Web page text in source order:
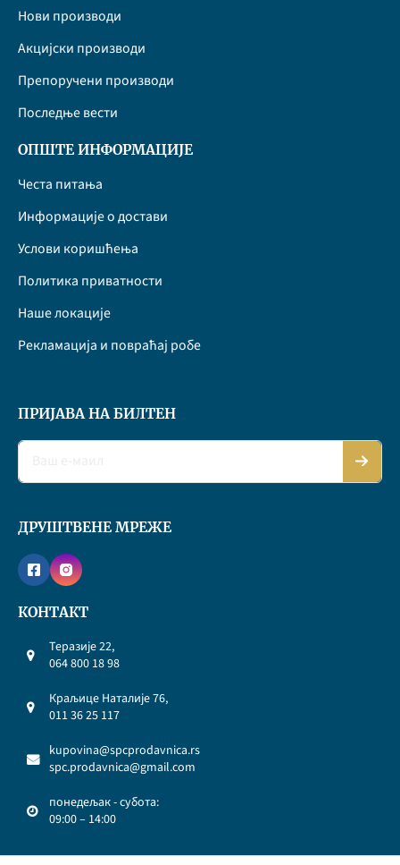
Нови производи
Акцијски производи
Препоручени производи
Последње вести
ОПШТЕ ИНФОРМАЦИЈЕ
Честа питања
Информације о достави
Услови коришћења
Политика приватности
Наше локације
Рекламација и повраћај робе
ПРИЈАВА НА БИЛТЕН
ДРУШТВЕНЕ МРЕЖЕ
КОНТАКТ
Теразије 22,
064 800 18 98
Краљице Наталије 76,
011 36 25 117
kupovina@spcprodavnica.rs
spc.prodavnica@gmail.com
понедељак - субота:
09:00 – 14:00